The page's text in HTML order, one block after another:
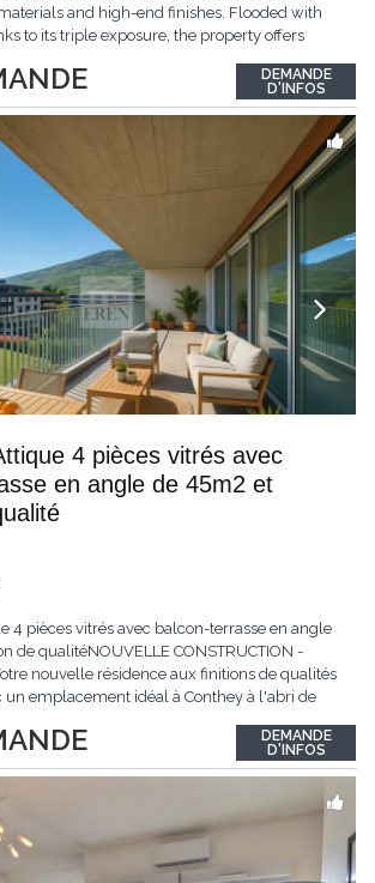
and high-end finishes. Flooded with
to its triple exposure, the property offers
reception areas, and a spacious terrace
and green...
DEMANDE
D'INFOS
4 pièces vitrés avec
en angle de 45m2 et
4 pièces vitrés avec balcon-terrasse en angle
de qualitéNOUVELLE CONSTRUCTION -
nouvelle résidence aux finitions de qualités
un emplacement idéal à Conthey à l'abri de
résidence d'appartements
à...
DEMANDE
D'INFOS